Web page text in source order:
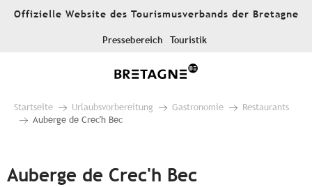
AllerOffizielle Website des Tourismusverbands der Bretagne
Pressebereich Touristik
Startseite Urlaubsvorbereitung Gastronomie
Restaurants
Auberge de Crec'h Bec
Auberge de Crec'h Bec